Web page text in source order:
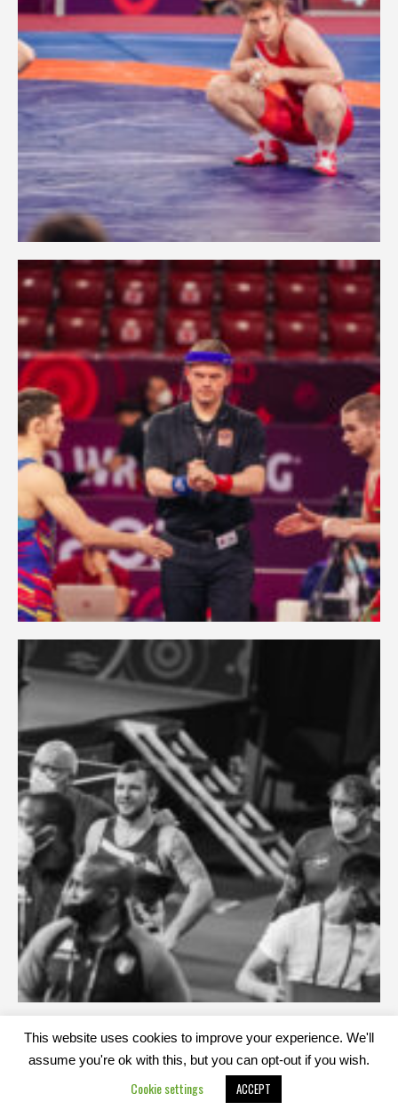
This website uses cookies to improve your experience. We'll
assume you're ok with this, but you can opt-out if you wish.
Cookie settings ACCEPT